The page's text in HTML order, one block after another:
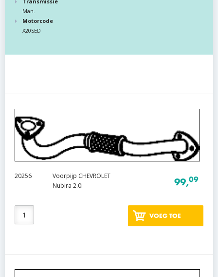
Man.
Motorcode
X20SED
20256
Voorpijp CHEVROLET
Nubira 2.0i
99,09
VOEG TOE